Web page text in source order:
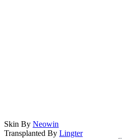
Skin By Neowin
Transplanted By Lingter